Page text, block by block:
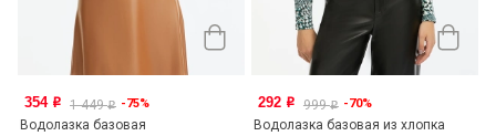
354 o 1 449o -75%
Водолазка базовая
292 o 999o -70%
Водолазка базовая из хлопка